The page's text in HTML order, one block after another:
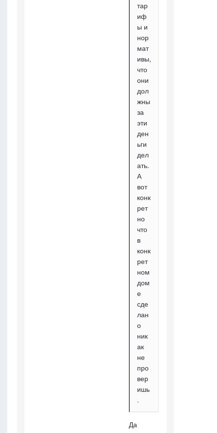
тар
иф
ы и
нор
мат
ивы,
что
они
дол
жны
за
эти
ден
ьги
дел
ать.
А
вот
конк
рет
но
что
в
конк
рет
ном
дом
е
сде
лан
о
ник
ак
не
про
вер
ишь
.
Да